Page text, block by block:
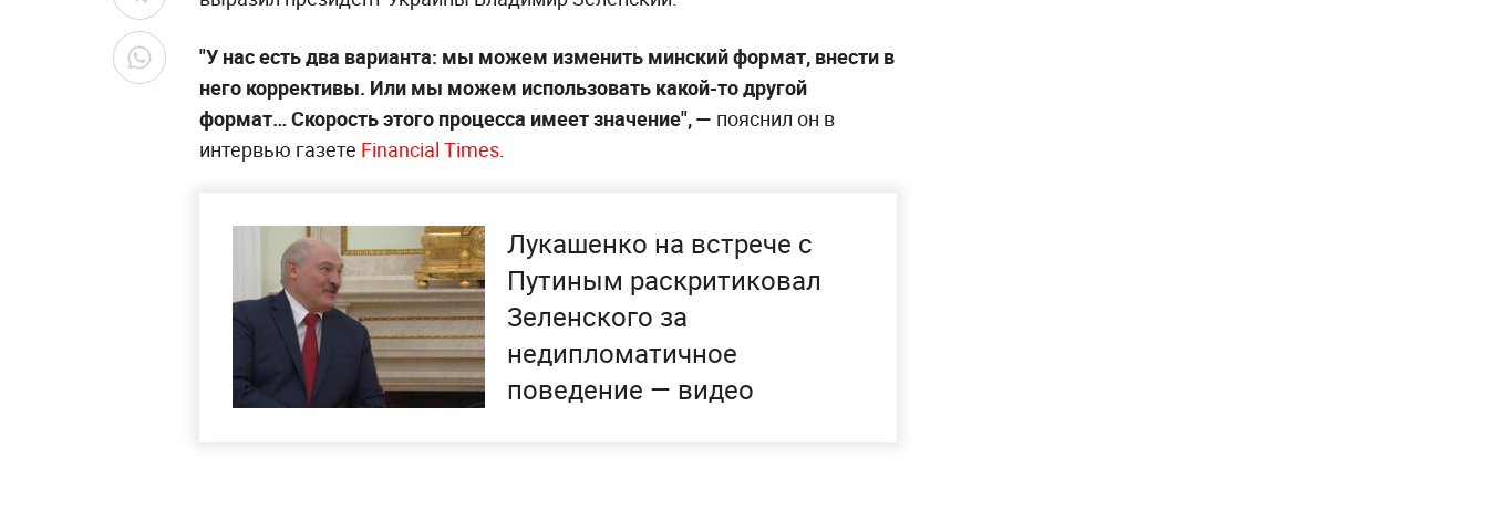
"У нас есть два варианта: мы можем изменить минский формат, внести в
него коррективы. Или мы можем использовать какой-то другой
формат… Скорость этого процесса имеет значение", — пояснил он в
интервью газете Financial Times.
Лукашенко на встрече с
Путиным раскритиковал
Зеленского за
недипломатичное
поведение — видео